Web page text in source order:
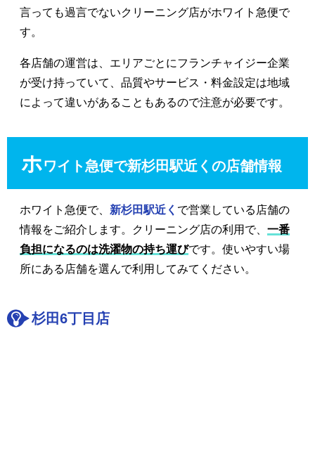
言っても過言でないクリーニング店がホワイト急便で
す。
各店舗の運営は、エリアごとにフランチャイジー企業
が受け持っていて、品質やサービス・料金設定は地域
によって違いがあることもあるので注意が必要です。
ホワイト急便で新杉田駅近くの店舗情報
ホワイト急便で、 新杉田駅近く で営業している店舗の
情報をご紹介します。クリーニング店の利用で、 一番
負担になるのは洗濯物の持ち運びです。使いやすい場
所にある店舗を選んで利用してみてください。
杉田6丁目店